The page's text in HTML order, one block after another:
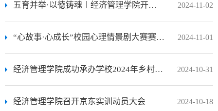
五育并举·以徳铸魂︱经济管理学院开展第45期青春团校第二次理论课 2024-11-02
“心故事·心成长”校园心理情景剧大赛赛前培训会成功举办 2024-11-01
经济管理学院成功承办学校2024年乡村振兴帮扶产品校园展销会 2024-10-31
经济管理学院召开京东实训动员大会 2024-10-18